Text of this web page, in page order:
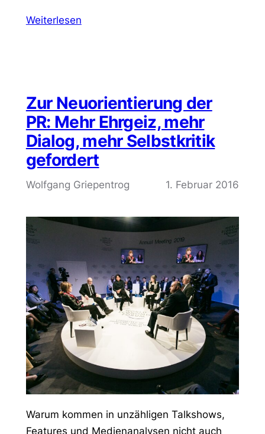
Weiterlesen
Zur Neuorientierung der
PR: Mehr Ehrgeiz, mehr
Dialog, mehr Selbstkritik
gefordert
Wolfgang Griepentrog 1. Februar 2016
Warum kommen in unzähligen Talkshows,
Features und Medienanalysen nicht auch